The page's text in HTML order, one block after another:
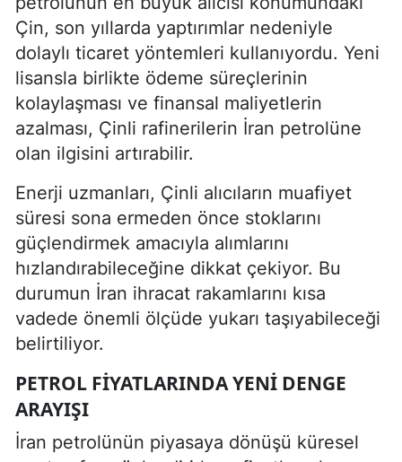
Çin, son yıllarda yaptırımlar nedeniyle
dolaylı ticaret yöntemleri kullanıyordu. Yeni
lisansla birlikte ödeme süreçlerinin
kolaylaşması ve finansal maliyetlerin
azalması, Çinli rafinerilerin İran petrolüne
olan ilgisini artırabilir.
Enerji uzmanları, Çinli alıcıların muafiyet
süresi sona ermeden önce stoklarını
güçlendirmek amacıyla alımlarını
hızlandırabileceğine dikkat çekiyor. Bu
durumun İran ihracat rakamlarını kısa
vadede önemli ölçüde yukarı taşıyabileceği
belirtiliyor.
PETROL FIYATLARINDA YENI DENGE
ARAYIŞI
İran petrolünün piyasaya dönüşü küresel